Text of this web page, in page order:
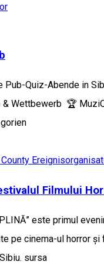
Pub-Quiz-Abende in
& Wettbewerb 🏆
Filmului
este primul
pe cinema-ul horror
sursa